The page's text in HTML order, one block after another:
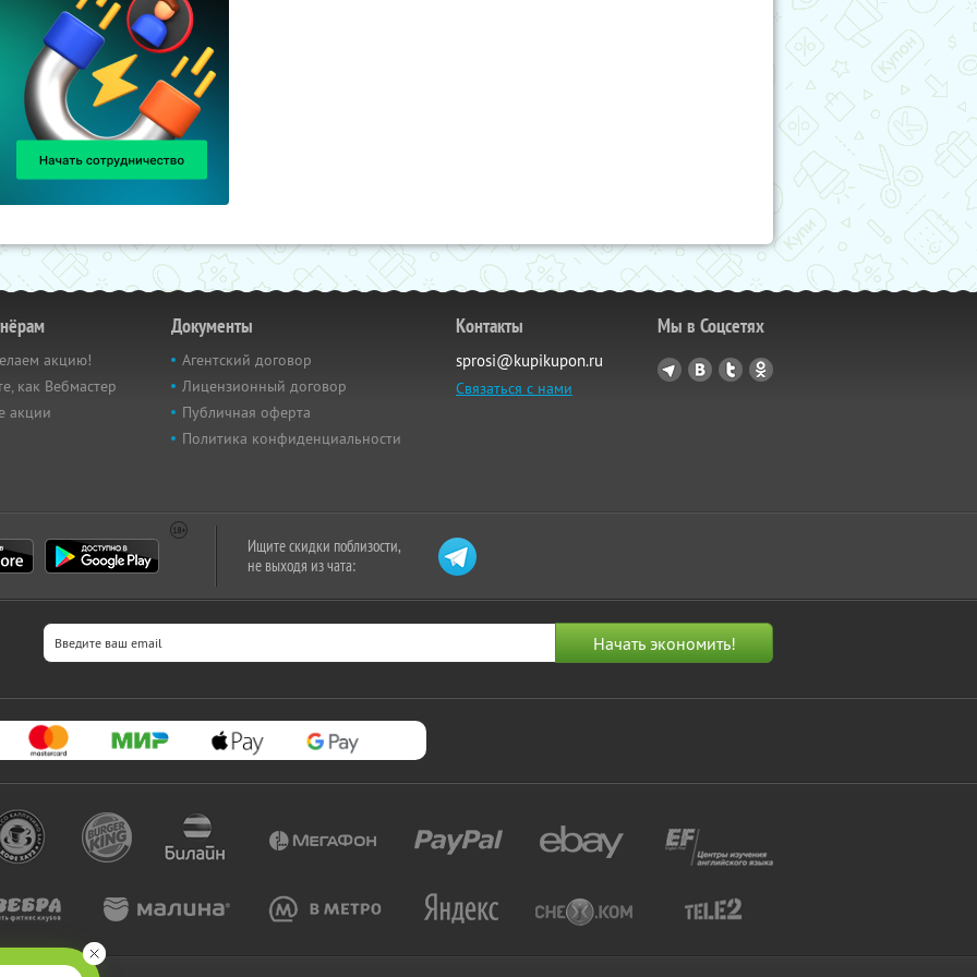
акцию!
как Вебмастер
акции
Документы
Агентский договор
Лицензионный договор
Публичная оферта
Политика конфиденциальности
Контакты
sprosi@kupikupon.ru
Связаться с нами
Мы в Соцсетях
Ищите скидки поблизости,
не выходя из чата: